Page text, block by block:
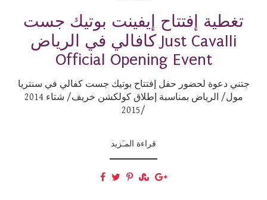
تغطية إفتتاح إيفينت بوتيك جست
كافالي في الرياض Just Cavalli
Official Opening Event
جتني دعوة لحضور حفل إفتتاح بوتيك جست كفالي في سنتريا
مول/ الرياض بمناسبة إطلاق كولكشن خريف/ شتاء 2014
/2015
قراءة المـَزيد